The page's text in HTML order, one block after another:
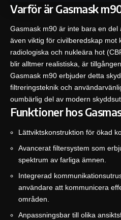
Varför är Gasmask
Gasmask m90 är inte bara en del
även viktig för civilberedskap mot
radiologiska och nukleära hot
blir alltmer realistiska, är
Gasmask m90 erbjuder detta
filtreringsteknik och
oumbärlig del av modern
Funktioner hos
Lättviktskonstruktion för ökad
Avancerat filtersystem som
spektrum av farliga ämnen.
Integrerad
användare att kommunicera
områden.
Anpassningsbar till olika